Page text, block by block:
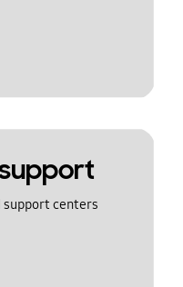
support centers